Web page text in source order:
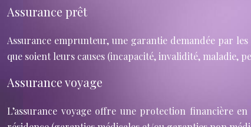
Assurance prêt
Assurance emprunteur, une garantie demandée par
que soient leurs causes (incapacité, invalidité, maladie,
Assurance voyage
L’assurance voyage offre une protection financière